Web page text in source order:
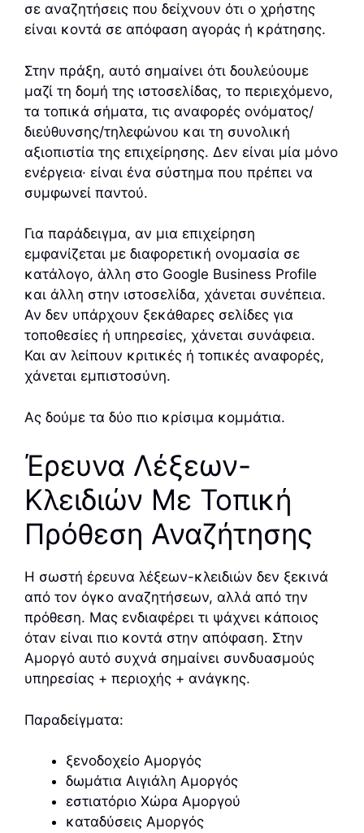
σε αναζητήσεις που δείχνουν ότι ο χρήστης
είναι κοντά σε απόφαση αγοράς ή κράτησης.
Στην πράξη, αυτό σημαίνει ότι δουλεύουμε
μαζί τη δομή της ιστοσελίδας, το περιεχόμενο,
τα τοπικά σήματα, τις αναφορές ονόματος/
διεύθυνσης/τηλεφώνου και τη συνολική
αξιοπιστία της επιχείρησης. Δεν είναι μία μόνο
ενέργεια· είναι ένα σύστημα που πρέπει να
συμφωνεί παντού.
Για παράδειγμα, αν μια επιχείρηση
εμφανίζεται με διαφορετική ονομασία σε
κατάλογο, άλλη στο Google Business Profile
και άλλη στην ιστοσελίδα, χάνεται συνέπεια.
Αν δεν υπάρχουν ξεκάθαρες σελίδες για
τοποθεσίες ή υπηρεσίες, χάνεται συνάφεια.
Και αν λείπουν κριτικές ή τοπικές αναφορές,
χάνεται εμπιστοσύνη.
Ας δούμε τα δύο πιο κρίσιμα κομμάτια.
Έρευνα Λέξεων-
Κλειδιών Με Τοπική
Πρόθεση Αναζήτησης
Η σωστή έρευνα λέξεων-κλειδιών δεν ξεκινά
από τον όγκο αναζητήσεων, αλλά από την
πρόθεση. Μας ενδιαφέρει τι ψάχνει κάποιος
όταν είναι πιο κοντά στην απόφαση. Στην
Αμοργό αυτό συχνά σημαίνει συνδυασμούς
υπηρεσίας + περιοχής + ανάγκης.
Παραδείγματα:
ξενοδοχείο Αμοργός
δωμάτια Αιγιάλη Αμοργός
εστιατόριο Χώρα Αμοργού
καταδύσεις Αμοργός